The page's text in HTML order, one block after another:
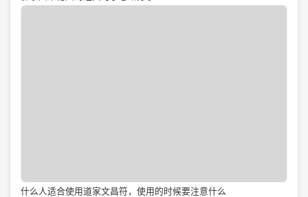
什么人适合使用道家文昌符，使用的时候要注意什么